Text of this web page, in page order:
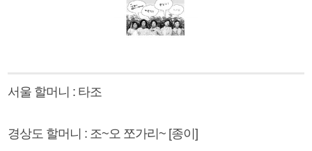
서울 할머니 : 타조
경상도 할머니 : 조~오 쪼가리~ [종이]